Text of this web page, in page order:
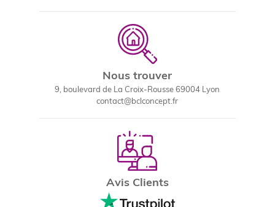
Nous trouver
9, boulevard de La Croix-Rousse 69004 Lyon
contact@bclconcept.fr
Avis Clients